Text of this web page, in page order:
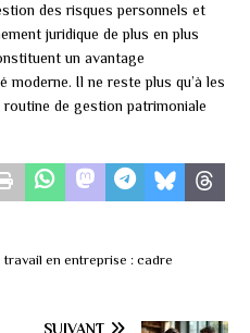
des risques personnels et
juridique de plus en plus
un avantage
Il ne reste plus qu’à les
de gestion patrimoniale
en entreprise : cadre
SUIVANT